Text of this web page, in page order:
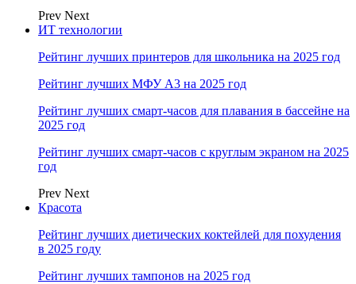
Prev Next
ИТ технологии
Рейтинг лучших принтеров для школьника на 2025 год
Рейтинг лучших МФУ А3 на 2025 год
Рейтинг лучших смарт-часов для плавания в бассейне на
2025 год
Рейтинг лучших смарт-часов с круглым экраном на 2025
год
Prev Next
Красота
Рейтинг лучших диетических коктейлей для похудения
в 2025 году
Рейтинг лучших тампонов на 2025 год